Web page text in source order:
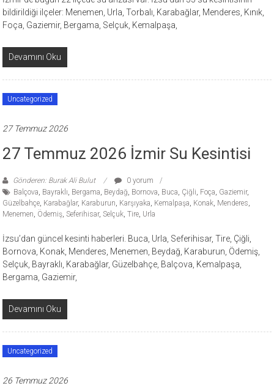
bildirildiği ilçeler: Menemen, Urla, Torbalı, Karabağlar, Menderes, Kınık,
Foça, Gaziemir, Bergama, Selçuk, Kemalpaşa,
Devamını Oku
Uncategorized
27 Temmuz 2026
27 Temmuz 2026 İzmir Su Kesintisi
Gönderen: Burak Ali Bulut
0 yorum
Balçova, Bayraklı, Bergama, Beydağ, Bornova, Buca, Çiğli, Foça, Gaziemir,
Güzelbahçe, Karabağlar, Karaburun, Karşıyaka, Kemalpaşa, Konak, Menderes,
Menemen, Ödemiş,Seferihisar,Selçuk,Tire, Urla
İzsu’dan güncel kesinti haberleri. Buca, Urla, Seferihisar, Tire, Çiğli,
Bornova, Konak, Menderes, Menemen, Beydağ, Karaburun, Ödemiş,
Selçuk, Bayraklı, Karabağlar, Güzelbahçe, Balçova, Kemalpaşa,
Bergama, Gaziemir,
Devamını Oku
Uncategorized
26 Temmuz 2026